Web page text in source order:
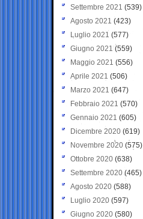
Settembre 2021 (539)
Agosto 2021 (423)
Luglio 2021 (577)
Giugno 2021(559)
Maggio 2021 (556)
Aprile 2021 (506)
Marzo 2021 (647)
Febbraio 2021 (570)
Gennaio 2021 (605)
Dicembre 2020 (619)
Novembre 2020 (575)
Ottobre 2020 (638)
Settembre 2020(465)
Agosto 2020 (588)
Luglio 2020 (597)
Giugno 2020 (580)